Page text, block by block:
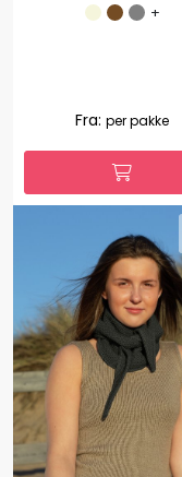
+
Fra: per pakke